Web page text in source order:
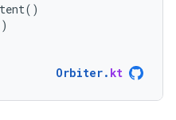
()
Orbiter. kt